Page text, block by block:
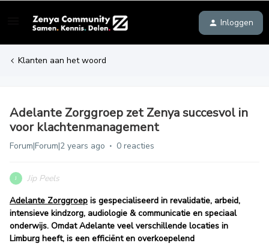
Inloggen
Klanten aan het woord
Adelante Zorggroep zet Zenya succesvol in
voor klachtenmanagement
Forum|Forum|2 years ago 0 reacties
J
Jip Peels
Adelante Zorggroep is gespecialiseerd in revalidatie, arbeid,
intensieve kindzorg, audiologie & communicatie en speciaal
onderwijs. Omdat Adelante veel verschillende locaties in
Limburg heeft, is een efficiënt en overkoepelend